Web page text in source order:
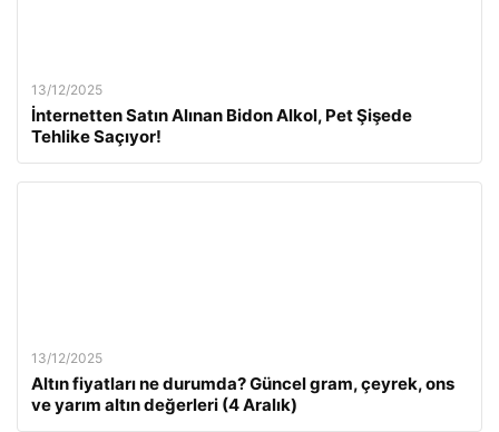
13/12/2025
İnternetten Satın Alınan Bidon Alkol, Pet Şişede
Tehlike Saçıyor!
13/12/2025
Altın fiyatları ne durumda? Güncel gram, çeyrek, ons
ve yarım altın değerleri (4 Aralık)